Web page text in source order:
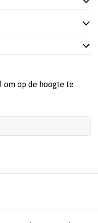
om op de hoogte te